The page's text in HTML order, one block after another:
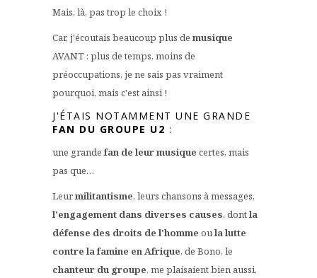
Mais, là, pas trop le choix !
Car, j'écoutais beaucoup plus de musique
AVANT : plus de temps, moins de
préoccupations, je ne sais pas vraiment
pourquoi, mais c'est ainsi !
J'ÉTAIS NOTAMMENT UNE GRANDE
FAN DU GROUPE U2 :
une grandefan de leur musique certes, mais
pas que…
Leurmilitantisme, leurs chansons à messages,
l'engagement dans diverses causes, dontla
défense des droits de l'homme oula lutte
contre la famine en Afrique, de Bono, le
chanteur du groupe, me plaisaient bien aussi,